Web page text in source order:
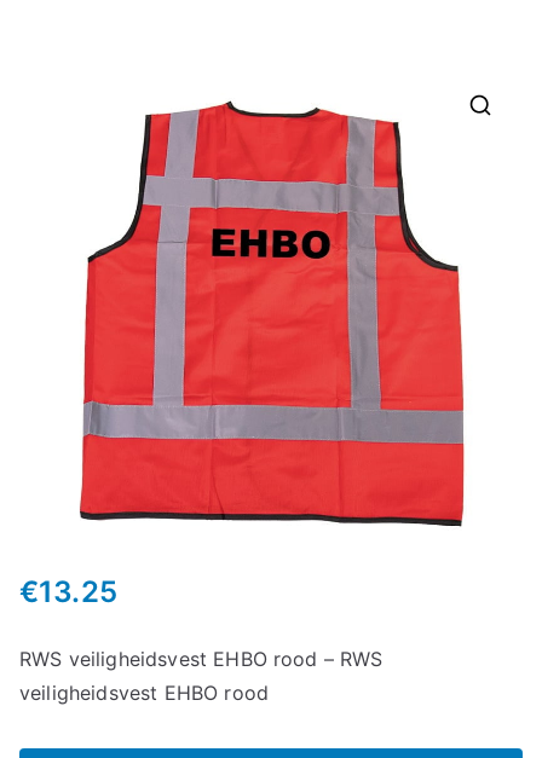
€13.25
RWS veiligheidsvest EHBO rood – RWS
veiligheidsvest EHBO rood